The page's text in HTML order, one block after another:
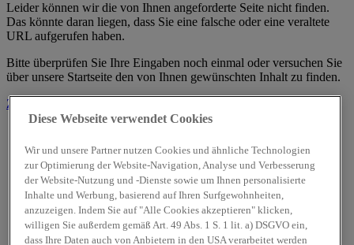
Leider können wir die von Ihnen angeforderte Seite nicht finden.
Das könnte daran liegen, dass Sie eine falsche oder eine veraltete
URL aufgerufen haben.
Bitte überprüfen Sie Ihre Eingaben noch einmal oder versuchen Sie
über unsere Startseite den von Ihnen gewünschten Inhalt zu finden.
Zur Startseite
Diese Webseite verwendet Cookies
Wir und unsere Partner nutzen Cookies und ähnliche Technologien
zur Optimierung der Website-Navigation, Analyse und Verbesserung
der Website-Nutzung und -Dienste sowie um Ihnen personalisierte
Inhalte und Werbung, basierend auf Ihren Surfgewohnheiten,
anzuzeigen. Indem Sie auf "Alle Cookies akzeptieren" klicken,
willigen Sie außerdem gemäß Art. 49 Abs. 1 S. 1 lit. a) DSGVO ein,
dass Ihre Daten auch von Anbietern in den USA verarbeitet werden